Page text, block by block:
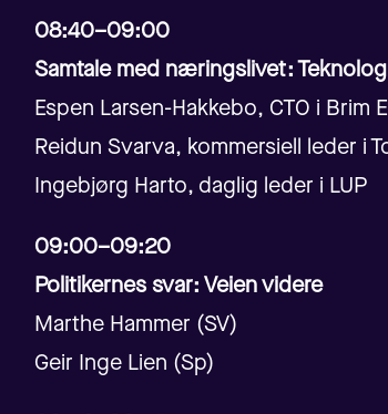
08:40–09:00
Samtale med næringslivet:
Espen Larsen-Hakkebo, CTO i Brim
Reidun Svarva, kommersiell leder i
Ingebjørg Harto, daglig leder i LUP
09:00–09:20
Politikernes svar: Veien videre
Marthe Hammer (SV)
Geir Inge Lien (Sp)